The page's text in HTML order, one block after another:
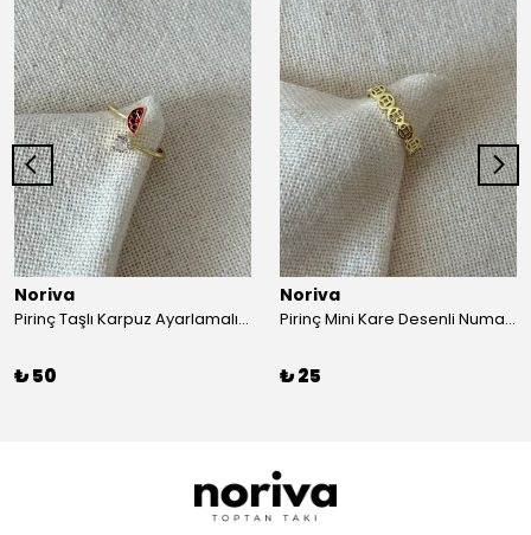
Noriva
Pirinç Taşlı Karpuz Ayarlamalı Yüzük
₺ 50
Noriva
Pirinç Mini Kare Desenli Numaralı Yüzük
₺ 25